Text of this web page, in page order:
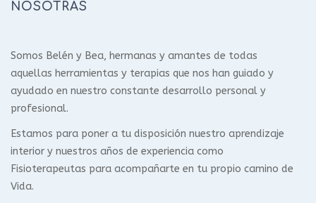
NOSOTRAS
Somos Belén y Bea, hermanas y amantes de todas
aquellas herramientas y terapias que nos han guiado y
ayudado en nuestro constante desarrollo personal y
profesional.
Estamos para poner a tu disposición nuestro aprendizaje
interior y nuestros años de experiencia como
Fisioterapeutas para acompañarte en tu propio camino de
Vida.